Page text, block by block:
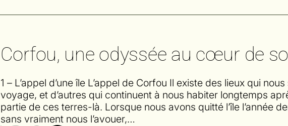
Corfou, une odyssée au cœur de
1 – L’appel d’une île L’appel de Corfou Il existe des lieux qui
voyage, et d’autres qui continuent à nous habiter longtemps
partie de ces terres-là. Lorsque nous avons quitté l’île l’année
sans vraiment nous l’avouer,…